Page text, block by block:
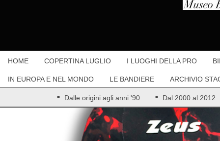
HOME COPERTINA LUGLIO I LUOGHI DELLA PRO
IN EUROPA E NEL MONDO LE BANDIERE ARCHIVIO
Dalle origini agli anni '90 Dal 2000 al 2012